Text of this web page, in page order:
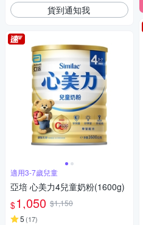
貨到通知我
適用3-7歲兒童
亞培 心美力4兒童奶粉(1600g)
$1,050 $1,150
5 (17)